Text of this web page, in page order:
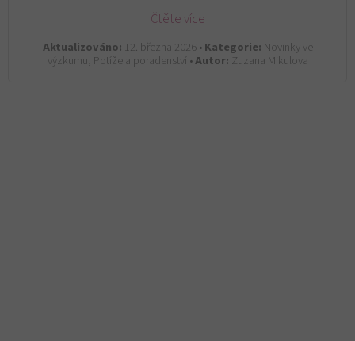
Čtěte více
Aktualizováno: 12. března 2026 •Kategorie: Novinky ve
výzkumu, Potíže a poradenství •Autor: Zuzana Mikulova